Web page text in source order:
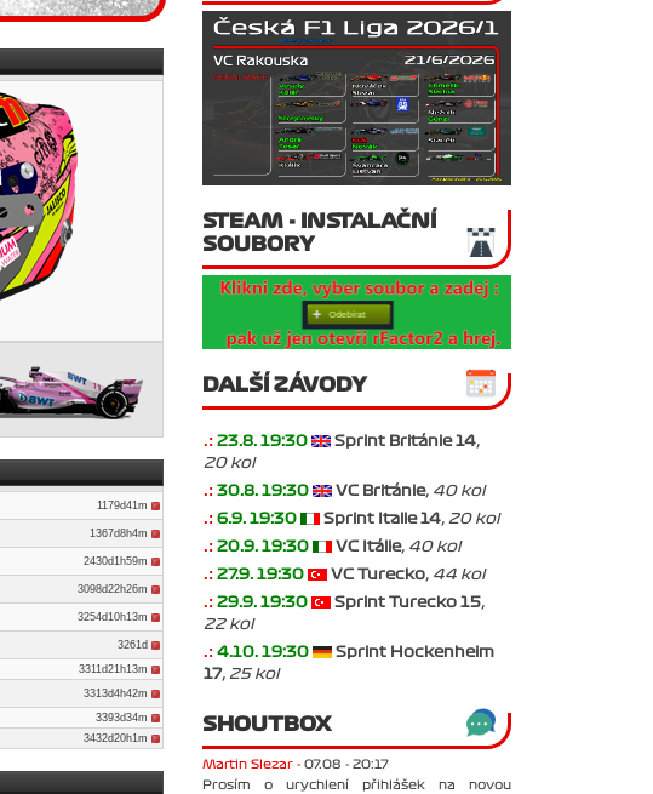
1179d41m
1367d8h4m
2430d1h59m
3098d22h26m
3254d10h13m
3261d
3311d21h13m
3313d4h42m
3393d34m
3432d20h1m
STEAM - INSTALAČNÍ
SOUBORY
DALŠÍ ZÁVODY
.: 23.8. 19:30 Sprint Británie 14,
20 kol
.: 30.8. 19:30 VC Británie, 40 kol
.: 6.9. 19:30 Sprint Italie 14, 20 kol
.: 20.9. 19:30 VC Itálie, 40 kol
.: 27.9. 19:30 VC Turecko, 44 kol
.: 29.9. 19:30 Sprint Turecko 15,
22 kol
.: 4.10. 19:30
Sprint Hockenheim
17, 25 kol
SHOUTBOX
Martin Slezar - 07.08 - 20:17
Prosím o urychlení přihlášek na novou